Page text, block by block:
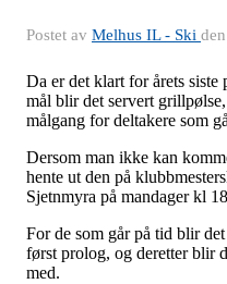
Postet av Melhus IL - Ski den
Da er det klart for årets
mål blir det servert
målgang for deltakere som
Dersom man ikke kan
hente ut den på
Sjetnmyra på mandager kl
For de som går på tid blir
først prolog, og deretter blir
med.